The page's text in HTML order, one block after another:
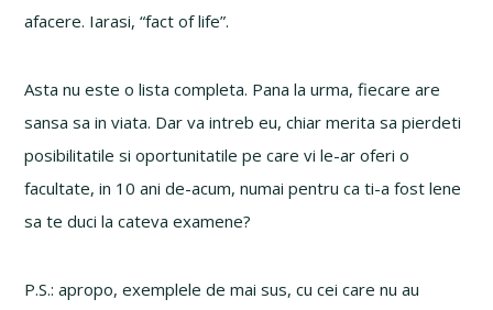
afacere. Iarasi, “fact of life”.
Asta nu este o lista completa. Pana la urma, fiecare are
sansa sa in viata. Dar va intreb eu, chiar merita sa pierdeti
posibilitatile si oportunitatile pe care vi le-ar oferi o
facultate, in 10 ani de-acum, numai pentru ca ti-a fost lene
sa te duci la cateva examene?
P.S.: apropo, exemplele de mai sus, cu cei care nu au